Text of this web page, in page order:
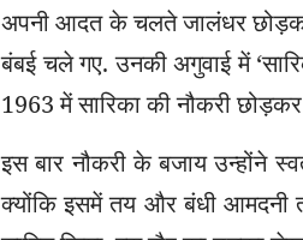
अपनी आदत के चलते जालंधर
बंबई चले गए. उनकी अगुवाई में
1963 में सारिका की नौकरी
इस बार नौकरी के बजाय उन्होंने
क्योंकि इसमें तय और बंधी आमदनी